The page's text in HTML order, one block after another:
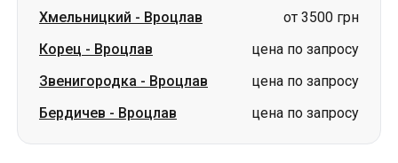
Хмельницкий - Вроцлав
от 3500 грн
Корец - Вроцлав
цена по запросу
Звенигородка - Вроцлав
цена по запросу
Бердичев - Вроцлав цена по запросу